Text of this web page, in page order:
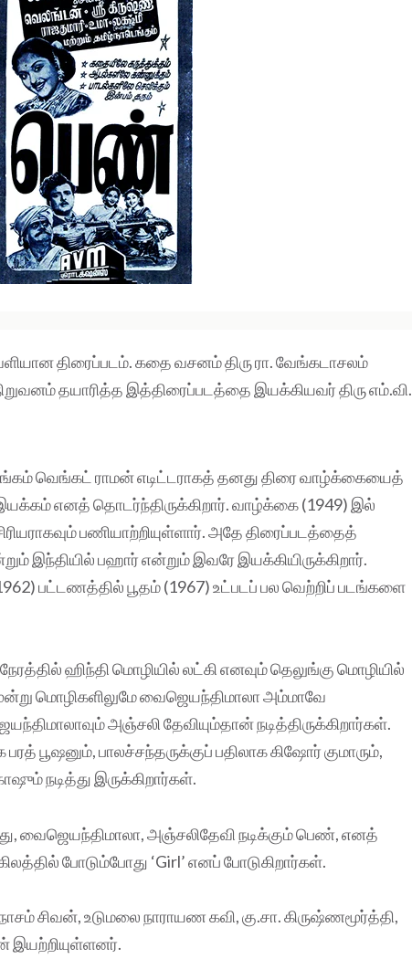
திரைப்படம். கதை வசனம் திரு ரா. வேங்கடாசலம்
நிறுவனம் தயாரித்த இத்திரைப்படத்தை இயக்கியவர் திரு எம்.வி.
வெங்கட் ராமன் எடிட்டராகத் தனது திரை வாழ்க்கையைத்
எனத் தொடர்ந்திருக்கிறார். வாழ்க்கை (1949) இல்
பணியாற்றியுள்ளார். அதே திரைப்படத்தைத்
இந்தியில் பஹார் என்றும் இவரே இயக்கியிருக்கிறார்.
பட்டணத்தில் பூதம் (1967) உட்படப் பல வெற்றிப் படங்களை
ஹிந்தி மொழியில் லட்கி எனவும் தெலுங்கு மொழியில்
மொழிகளிலுமே வைஜெயந்திமாலா அம்மாவே
அஞ்சலி தேவியும்தான் நடித்திருக்கிறார்கள்.
பூஷனும், பாலச்சந்தருக்குப் பதிலாக கிஷோர் குமாரும்,
நடித்து இருக்கிறார்கள்.
வைஜெயந்திமாலா, அஞ்சலிதேவி நடிக்கும் பெண், எனத்
போடும்போது ‘Girl’ எனப் போடுகிறார்கள்.
சிவன், உடுமலை நாராயண கவி, கு.சா. கிருஷ்ணமூர்த்தி,
இயற்றியுள்ளனர்.